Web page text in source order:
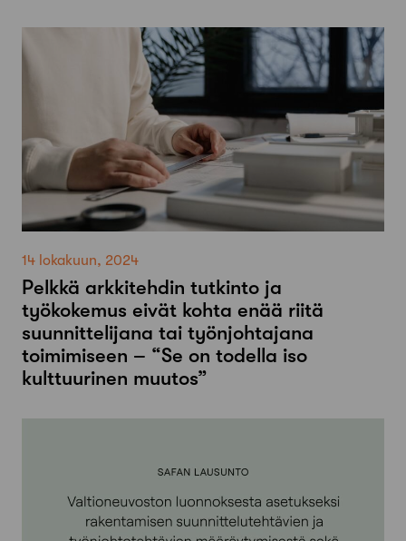
14 lokakuun, 2024
Pelkkä arkkitehdin tutkinto ja
työkokemus eivät kohta enää riitä
suunnittelijana tai työnjohtajana
toimimiseen – “Se on todella iso
kulttuurinen muutos”